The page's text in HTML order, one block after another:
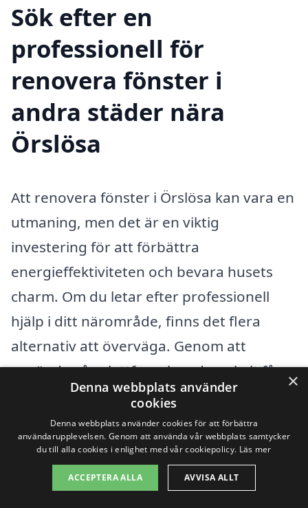
Sök efter en
professionell för
renovera fönster i
andra städer nära
Örslösa
Att renovera fönster i Örslösa kan vara en
utmaning, men det är en viktig
investering för att förbättra
energieffektiviteten och bevara husets
charm. Om du letar efter professionell
hjälp i ditt närområde, finns det flera
alternativ att överväga. Genom att
använda vår plattform kan du enkelt få
kontakt med olika företag som
specialiserar sig på fönsterrenovering.
Detta ger dig möjlighet att jämföra priser
och tjänster för att hitta det bästa
erbjudandet som passar dina behov.
×
Denna webbplats använder
cookies
Denna webbplats använder cookies för att förbättra
användarupplevelsen. Genom att använda vår webbplats samtycker
du till alla cookies i enlighet med vår cookiepolicy. Läs mer
ACCEPTERA ALLA AVVISA ALLT